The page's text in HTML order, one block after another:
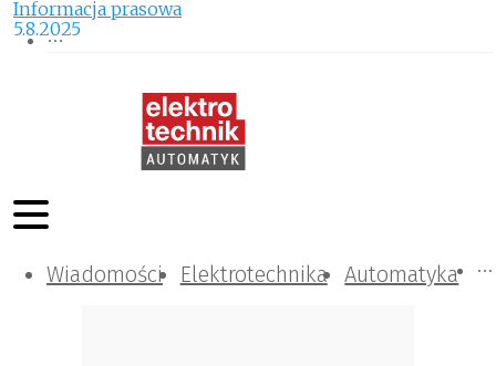
Wiadomości Elektrotechnika Automatyka
Komunikacja i IT
Kontrola
Tematy specjalne
Informacja prasowa
5.8.2025